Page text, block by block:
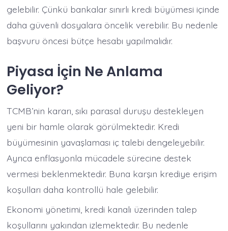
gelebilir. Çünkü bankalar sınırlı kredi büyümesi içinde
daha güvenli dosyalara öncelik verebilir. Bu nedenle
başvuru öncesi bütçe hesabı yapılmalıdır.
Piyasa İçin Ne Anlama
Geliyor?
TCMB’nin kararı, sıkı parasal duruşu destekleyen
yeni bir hamle olarak görülmektedir. Kredi
büyümesinin yavaşlaması iç talebi dengeleyebilir.
Ayrıca enflasyonla mücadele sürecine destek
vermesi beklenmektedir. Buna karşın krediye erişim
koşulları daha kontrollü hale gelebilir.
Ekonomi yönetimi, kredi kanalı üzerinden talep
koşullarını yakından izlemektedir. Bu nedenle